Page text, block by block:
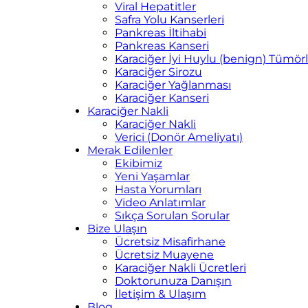
Viral Hepatitler
Safra Yolu Kanserleri
Pankreas İltihabi
Pankreas Kanseri
Karaciğer İyi Huylu (benign)
Karaciğer Sirozu
Karaciğer Yağlanması
Karaciğer Kanseri
Karaciğer Nakli
Karaciğer Nakli
Verici (Donör Ameliyatı)
Merak Edilenler
Ekibimiz
Yeni Yaşamlar
Hasta Yorumları
Video Anlatımlar
Sıkça Sorulan Sorular
Bize Ulaşın
Ücretsiz Misafirhane
Ücretsiz Muayene
Karaciğer Nakli Ücretleri
Doktorunuza Danışın
İletişim & Ulaşım